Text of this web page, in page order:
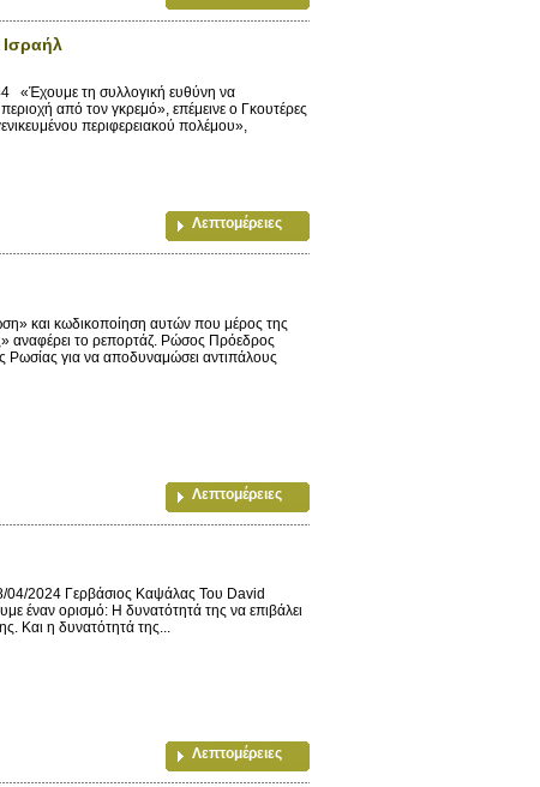
Ισραήλ
«Έχουμε τη συλλογική ευθύνη να
από τον γκρεμό», επέμεινε ο Γκουτέρες
περιφερειακού πολέμου»,
Λεπτομέρειες
και κωδικοποίηση αυτών που μέρος της
αναφέρει το ρεπορτάζ. Ρώσος Πρόεδρος
Ρωσίας για να αποδυναμώσει αντιπάλους
Λεπτομέρειες
04/2024 Γερβάσιος Καψάλας Του David
έναν ορισμό: Η δυνατότητά της να επιβάλει
Και η δυνατότητά της...
Λεπτομέρειες